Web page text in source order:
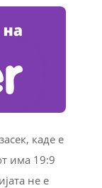
каде е
има 19:9
не е